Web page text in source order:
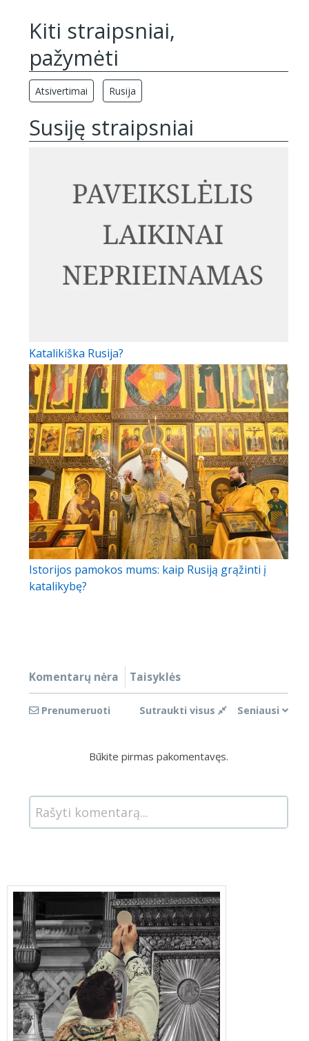
Kiti straipsniai,
pažymėti
Atsivertimai Rusija
Susiję straipsniai
Katalikiška Rusija?
Istorijos pamokos mums: kaip Rusiją grąžinti į
katalikybę?
Komentarų nėra Taisyklės
Prenumeruoti Seniausi
Sutraukti visus
Būkite pirmas pakomentavęs.
Rašyti komentarą...